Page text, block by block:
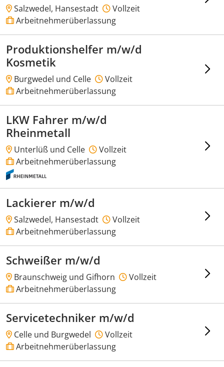
Salzwedel, Hansestadt
Vollzeit
Arbeitnehmerüberlassung
Produktionshelfer m/w/d
Kosmetik
Burgwedel und Celle
Vollzeit
Arbeitnehmerüberlassung
LKW Fahrer m/w/d
Rheinmetall
Unterlüß und Celle
Vollzeit
Arbeitnehmerüberlassung
Lackierer m/w/d
Salzwedel, Hansestadt
Vollzeit
Arbeitnehmerüberlassung
Schweißer m/w/d
Braunschweig und Gifhorn
Vollzeit
Arbeitnehmerüberlassung
Servicetechniker m/w/d
Celle und Burgwedel
Vollzeit
Arbeitnehmerüberlassung